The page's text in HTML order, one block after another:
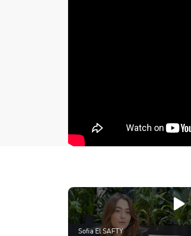
Sofia El SAFTY